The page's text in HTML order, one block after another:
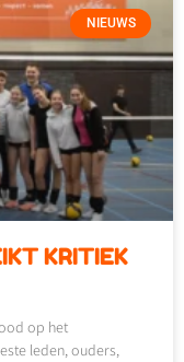
NIEUWS
KRITIEK
op het
leden, ouders,